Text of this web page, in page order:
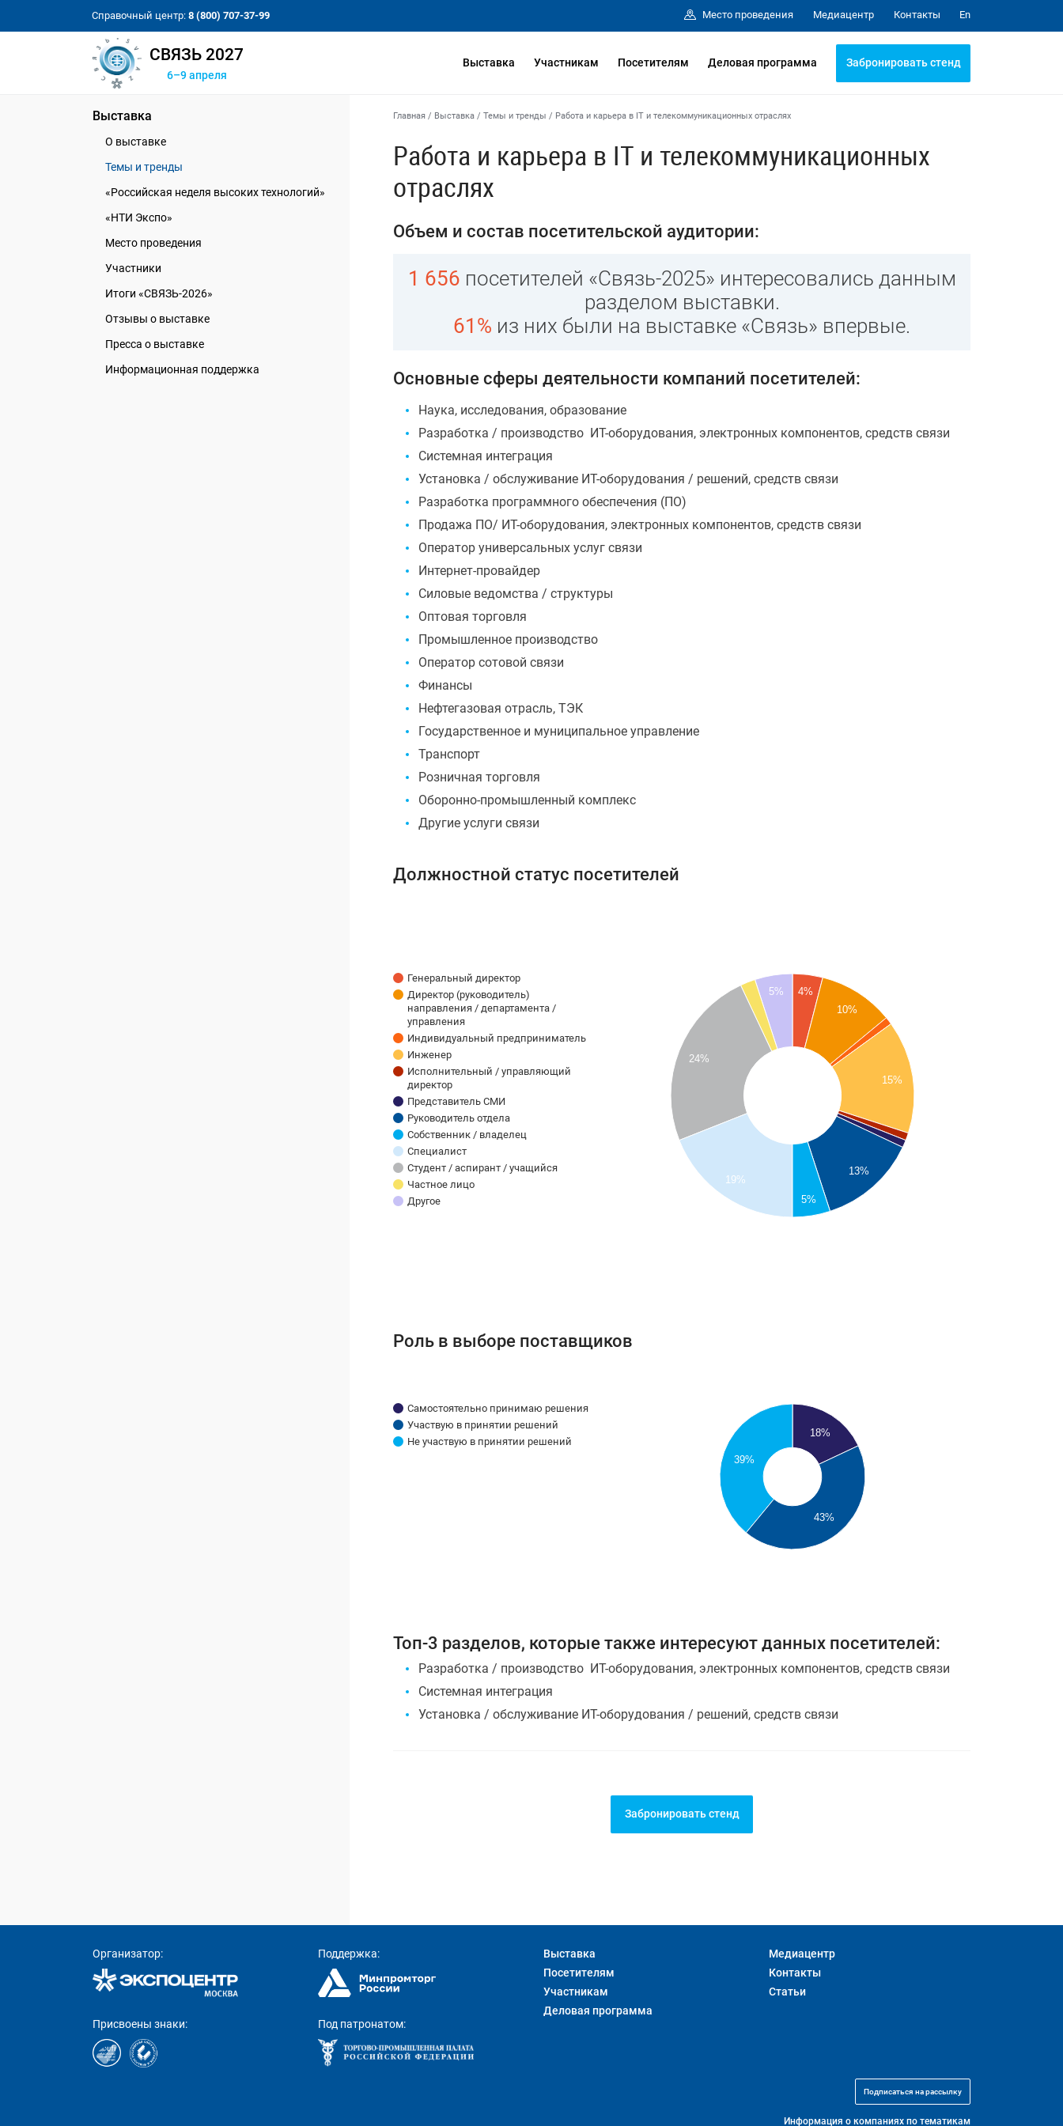
Справочный центр: 8 (800) 707-37-99 Место проведения Медиацентр Контакты En
СВЯЗЬ 2027
6–9 апреля
Выставка Участникам Посетителям Деловая программа Забронировать стенд
Выставка
О выставке
Темы и тренды
«Российская неделя высоких технологий»
«НТИ Экспо»
Место проведения
Участники
Итоги «СВЯЗЬ-2026»
Отзывы о выставке
Пресса о выставке
Информационная поддержка
Главная / Выставка / Темы и тренды / Работа и карьера в IT и телекоммуникационных отраслях
Работа и карьера в IT и телекоммуникационных
отраслях
Объем и состав посетительской аудитории:
1 656 посетителей «Связь-2025» интересовались данным
разделом выставки.
61% из них были на выставке «Связь» впервые.
Основные сферы деятельности компаний посетителей:
Наука, исследования, образование
Разработка / производство ИТ-оборудования, электронных компонентов, средств связи
Системная интеграция
Установка / обслуживание ИТ-оборудования / решений, средств связи
Разработка программного обеспечения (ПО)
Продажа ПО/ ИТ-оборудования, электронных компонентов, средств связи
Оператор универсальных услуг связи
Интернет-провайдер
Силовые ведомства / структуры
Оптовая торговля
Промышленное производство
Оператор сотовой связи
Финансы
Нефтегазовая отрасль, ТЭК
Государственное и муниципальное управление
Транспорт
Розничная торговля
Оборонно-промышленный комплекс
Другие услуги связи
Должностной cтатус посетителей
Генеральный директор
Директор (руководитель)
направления / департамента /
управления
Индивидуальный предприниматель
Инженер
Исполнительный / управляющий
директор
Представитель СМИ
Руководитель отдела
Собственник / владелец
Специалист
Студент / аспирант / учащийся
Частное лицо
Другое
4%
10%
15%
13%
5%
24%
19%
5%
Роль в выборе поставщиков
Самостоятельно принимаю решения
Участвую в принятии решений
Не участвую в принятии решений
18%
39%
43%
Топ-3 разделов, которые также интересуют данных посетителей:
Разработка / производство ИТ-оборудования, электронных компонентов, средств связи
Системная интеграция
Установка / обслуживание ИТ-оборудования / решений, средств связи
Забронировать стенд
Организатор:
Присвоены знаки:
Поддержка:
Под патронатом:
Выставка
Посетителям
Участникам
Деловая программа
Медиацентр
Контакты
Статьи
Подписаться на рассылку
Информация о компаниях по тематикам